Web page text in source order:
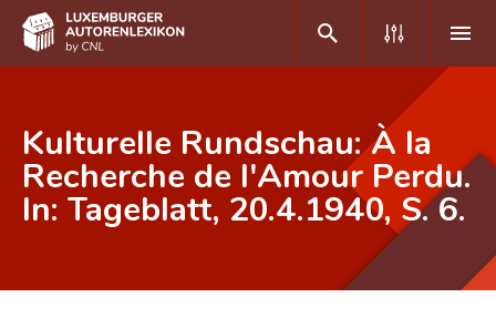
DE FR
Home
Erweiterte Suche
Kulturelle Rundschau: À la
Recherche de l'Amour Perdu.
In: Tageblatt, 20.4.1940, S. 6.